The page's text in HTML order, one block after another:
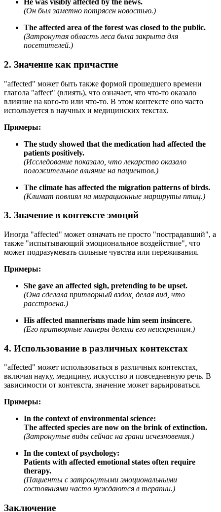
He was visibly affected by the news.
(Он был заметно потрясен новостью.)
The affected area of the forest was closed to the public.
(Затронутая область леса была закрыта для
посетителей.)
2. Значение как причастие
"affected" может быть также формой прошедшего времени
глагола "affect" (влиять), что означает, что что-то оказало
влияние на кого-то или что-то. В этом контексте оно часто
используется в научных и медицинских текстах.
Примеры:
The study showed that the medication had affected the
patients positively.
(Исследование показало, что лекарство оказало
положительное влияние на пациентов.)
The climate has affected the migration patterns of birds.
(Климат повлиял на миграционные маршруты птиц.)
3. Значение в контексте эмоций
Иногда "affected" может означать не просто "пострадавший", а
также "испытывающий эмоциональное воздействие", что
может подразумевать сильные чувства или переживания.
Примеры:
She gave an affected sigh, pretending to be upset.
(Она сделала притворный вздох, делая вид, что
расстроена.)
His affected mannerisms made him seem insincere.
(Его притворные манеры делали его неискренним.)
4. Использование в различных контекстах
"affected" может использоваться в различных контекстах,
включая науку, медицину, искусство и повседневную речь. В
зависимости от контекста, значение может варьироваться.
Примеры:
In the context of environmental science:
The affected species are now on the brink of extinction.
(Затронутые виды сейчас на грани исчезновения.)
In the context of psychology:
Patients with affected emotional states often require
therapy.
(Пациенты с затронутыми эмоциональными
состояниями часто нуждаются в терапии.)
Заключение